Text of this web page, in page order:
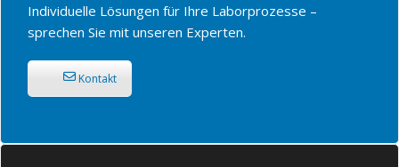
Individuelle Lösungen für Ihre Laborprozesse –
sprechen Sie mit unseren Experten.
Kontakt